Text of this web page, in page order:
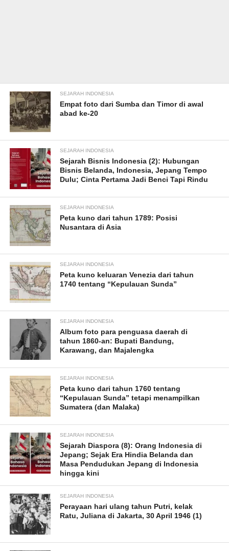
SEJARAH INDONESIA
Empat foto dari Sumba dan Timor di awal
abad ke-20
SEJARAH INDONESIA
Sejarah Bisnis Indonesia (2): Hubungan
Bisnis Belanda, Indonesia, Jepang Tempo
Dulu; Cinta Pertama Jadi Benci Tapi Rindu
SEJARAH INDONESIA
Peta kuno dari tahun 1789: Posisi
Nusantara di Asia
SEJARAH INDONESIA
Peta kuno keluaran Venezia dari tahun
1740 tentang “Kepulauan Sunda”
SEJARAH INDONESIA
Album foto para penguasa daerah di
tahun 1860-an: Bupati Bandung,
Karawang, dan Majalengka
SEJARAH INDONESIA
Peta kuno dari tahun 1760 tentang
“Kepulauan Sunda” tetapi menampilkan
Sumatera (dan Malaka)
SEJARAH INDONESIA
Sejarah Diaspora (8): Orang Indonesia di
Jepang; Sejak Era Hindia Belanda dan
Masa Pendudukan Jepang di Indonesia
hingga kini
SEJARAH INDONESIA
Perayaan hari ulang tahun Putri, kelak
Ratu, Juliana di Jakarta, 30 April 1946 (1)